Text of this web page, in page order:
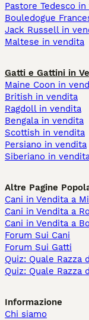
Pastore Tedesco
Bouledogue
Jack Russell in
Maltese in vendita
Gatti e Gattini in
Maine Coon in
British in vendita
Ragdoll in vendita
Bengala in vendita
Scottish in vendita
Persiano in vendita
Siberiano in
Altre Pagine
Cani in Vendita a
Cani in Vendita a
Cani in Vendita a
Forum Sui Cani
Forum Sui Gatti
Quiz: Quale Razza
Quiz: Quale Razza
Informazione
Chi siamo